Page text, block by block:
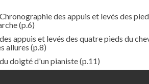
des appuis et levés des
(p.6)
appuis et levés des quatre pieds du
allures (p.8)
doigté d'un pianiste(p.11)